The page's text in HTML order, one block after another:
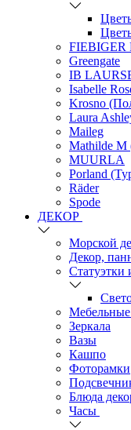
FIEBIGER
Greengate
IB
Isabelle
Krosno
Laura
Maileg
Mathilde
MUURLA
Porland
Räder
Spode
ДЕКОР
Морской
Декор,
Статуэтки
Зеркала
Вазы
Кашпо
Фоторамки
Блюда
Часы